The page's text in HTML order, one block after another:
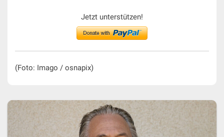
Jetzt unterstützen!
(Foto: Imago / osnapix)